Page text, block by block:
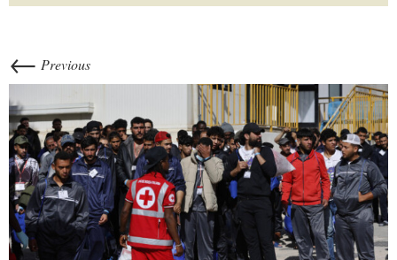
← Previous